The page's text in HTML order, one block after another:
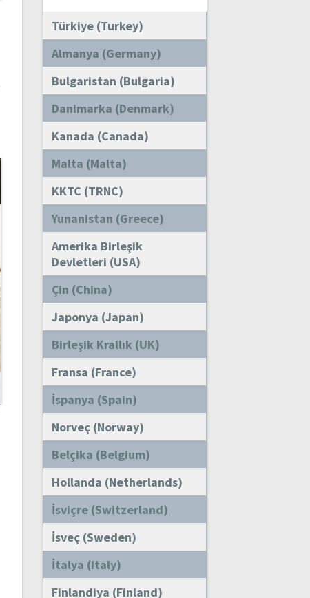
Türkiye (Turkey)
Almanya (Germany)
Bulgaristan (Bulgaria)
Danimarka (Denmark)
Kanada (Canada)
Malta (Malta)
KKTC (TRNC)
Yunanistan (Greece)
Amerika Birleşik
Devletleri (USA)
Çin (China)
Japonya (Japan)
Birleşik Krallık (UK)
Fransa (France)
İspanya (Spain)
Norveç (Norway)
Belçika (Belgium)
Hollanda (Netherlands)
İsviçre (Switzerland)
İsveç (Sweden)
İtalya (Italy)
Finlandiya (Finland)